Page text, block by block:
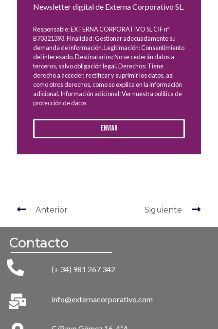
Newsletter digital de Externa Corporativo SL.
Responsable: EXTERNA CORPORATIVO SL CIF nº
B70321393. Finalidad: Gestionar adecuadamente su
demanda de información. Legitimación: Consentimiento
del interesado. Destinatarios: No se cederán datos a
terceros, salvo obligación legal. Derechos: Tiene
derecho a acceder, rectificar y suprimir los datos, así
como otros derechos, como se explica en la información
adicional. Información adicional: Ver nuestra política de
protección de datos
Enviar
Anterior Siguiente
Contacto
(+ 34) 981 267 342
info@externacorporativo.com